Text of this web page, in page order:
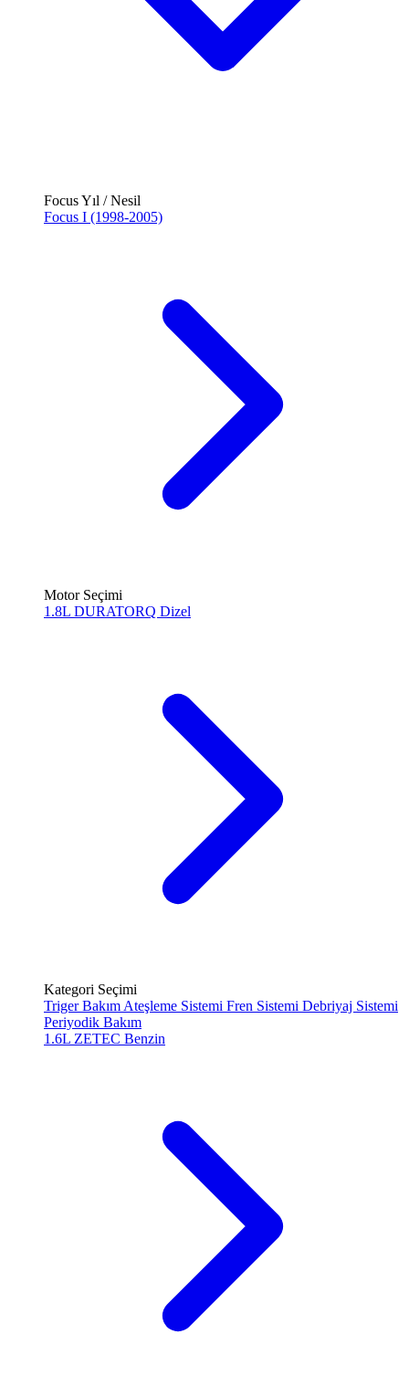
Focus Yıl / Nesil
Focus I (1998-2005)
Motor Seçimi
1.8L DURATORQ Dizel
Kategori Seçimi
Triger Bakım Ateşleme Sistemi Fren Sistemi Debriyaj Sistemi
Periyodik Bakım
1.6L ZETEC Benzin